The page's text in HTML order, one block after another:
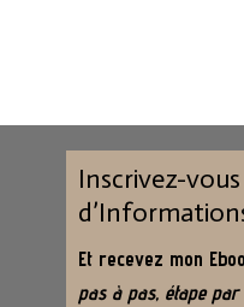
Inscrivez-
Et recevez mon
pas à pas, étape